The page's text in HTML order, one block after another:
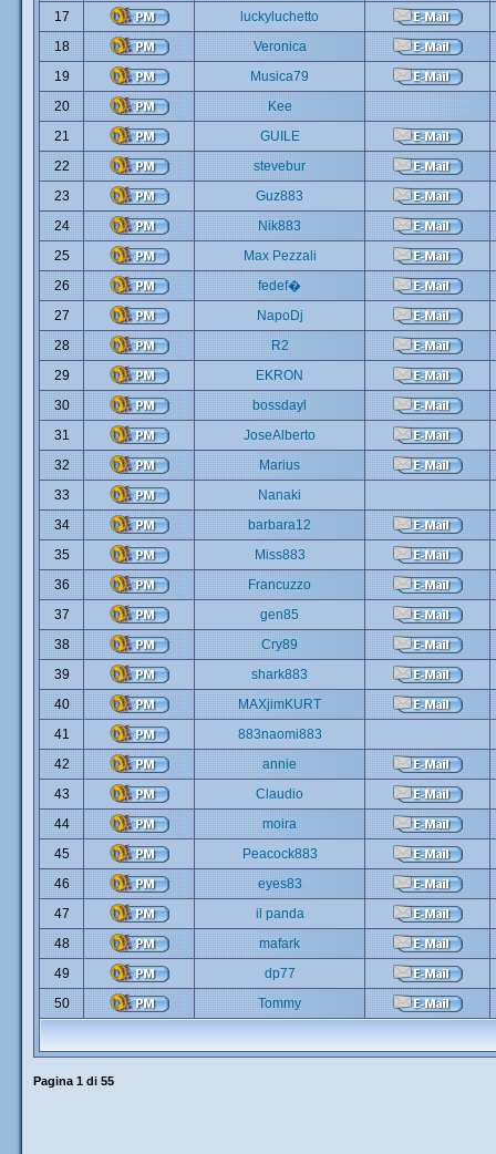
17
luckyluchetto
18
Veronica
19
Musica79
20
Kee
21
GUILE
22
stevebur
23
Guz883
24
Nik883
25
Max Pezzali
26
fedef�
27
NapoDj
28
R2
29
EKRON
30
bossdayl
31
JoseAlberto
32
Marius
33
Nanaki
34
barbara12
35
Miss883
36
Francuzzo
37
gen85
38
Cry89
39
shark883
40
MAXjimKURT
41
883naomi883
42
annie
43
Claudio
44
moira
45
Peacock883
46
eyes83
47
il panda
48
mafark
49
dp77
50
Tommy
Pagina 1 di 55